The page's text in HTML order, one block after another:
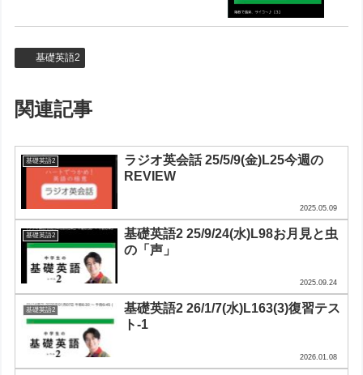
基礎英語2
関連記事
基礎英語2
ラジオ英会話 25/5/9(金)L25今週の
REVIEW
2025.05.09
基礎英語2
基礎英語2 25/9/24(水)L98お月見と虫
の「声」
2025.09.24
基礎英語2
基礎英語2 26/1/7(水)L163(3)復習テス
ト-1
2026.01.08